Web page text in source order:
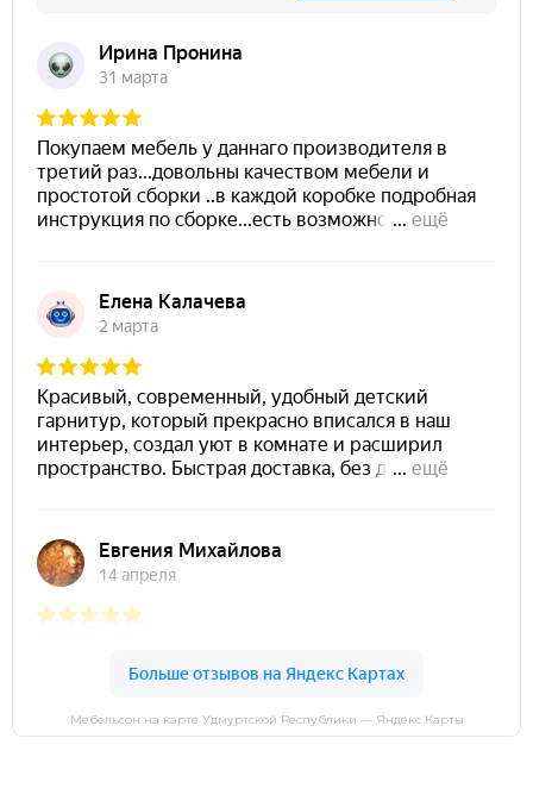
Мебельсон на карте Удмуртской Республики — Яндекс Карты